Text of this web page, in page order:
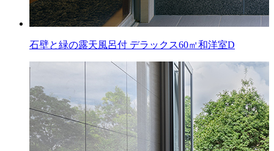
石壁と緑の露天風呂付 デラックス60㎡和洋室D